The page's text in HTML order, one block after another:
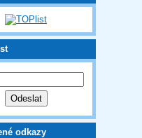
odkazy